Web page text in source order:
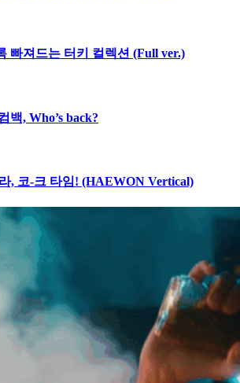
빠져드는 터키 컬렉션 (Full ver.)
백, Who’s back?
, 코-크 타임! (HAEWON Vertical)